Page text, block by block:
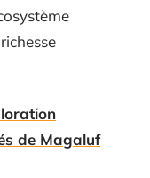
de Magaluf